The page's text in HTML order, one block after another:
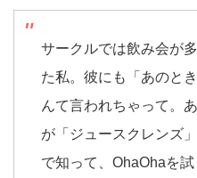
サークルでは飲み会が
た私。彼にも「あのと
んて言われちゃって。
が「ジュースクレンズ
で知って、OhaOhaを